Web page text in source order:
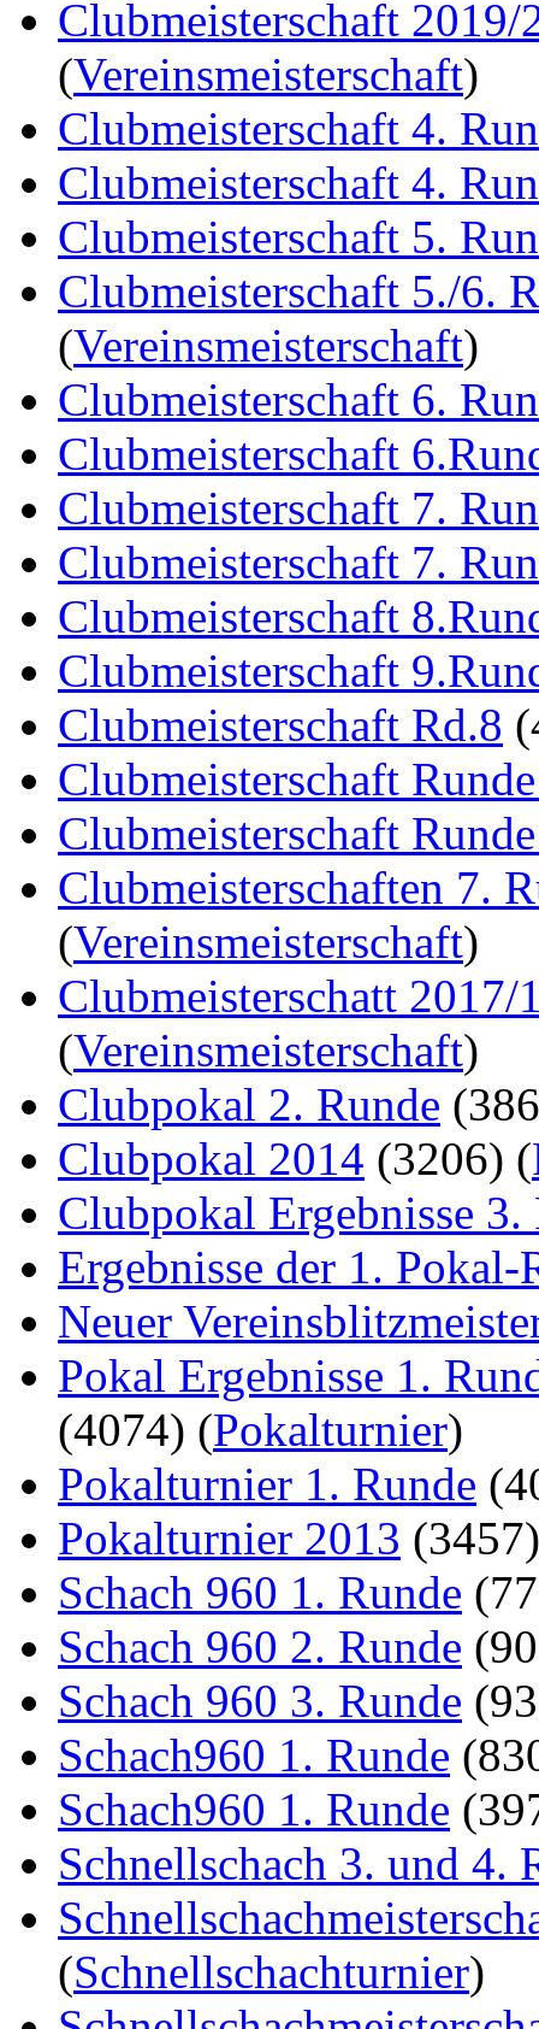
Clubmeisterschaft 2019/
(Vereinsmeisterschaft)
Clubmeisterschaft 4.
Clubmeisterschaft 4.
Clubmeisterschaft 5.
Clubmeisterschaft 5./6.
(Vereinsmeisterschaft)
Clubmeisterschaft 6.
Clubmeisterschaft
Clubmeisterschaft 7.
Clubmeisterschaft 7.
Clubmeisterschaft
Clubmeisterschaft
Clubmeisterschaft Rd.8
Clubmeisterschaft
Clubmeisterschaft
Clubmeisterschaften 7.
(Vereinsmeisterschaft)
Clubmeisterschatt 2017/
(Vereinsmeisterschaft)
Clubpokal 2. Runde
Clubpokal 2014 (3206) (
Clubpokal Ergebnisse 3.
Ergebnisse der 1. Pokal-
Neuer
Pokal Ergebnisse 1.
(4074) (Pokalturnier)
Pokalturnier 1. Runde
Pokalturnier 2013
Schach 960 1. Runde
Schach 960 2. Runde
Schach 960 3. Runde
Schach960 1. Runde
Schach960 1. Runde
Schnellschach 3. und 4.
(Schnellschachturnier)